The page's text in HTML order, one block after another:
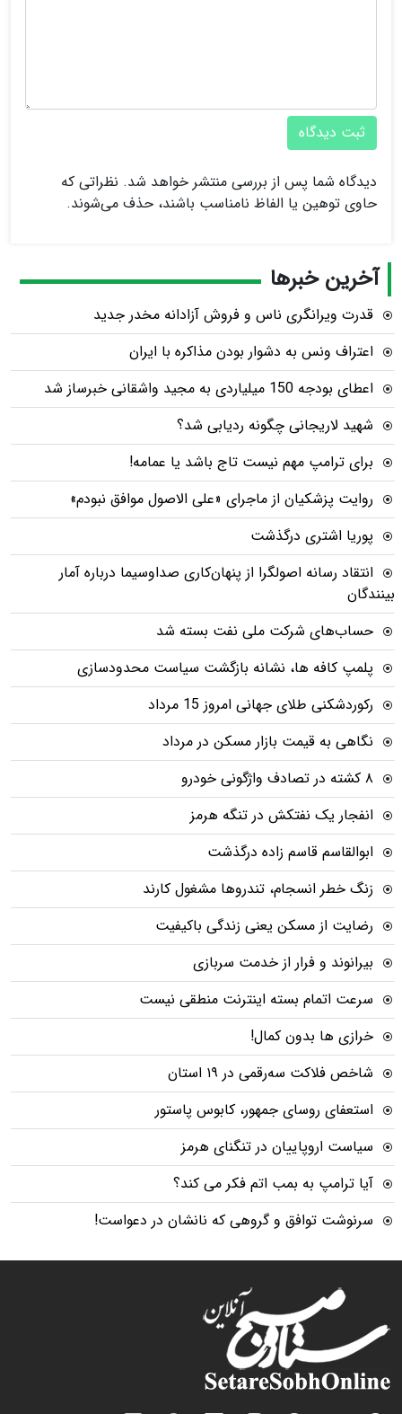
ثبت دیدگاه
دیدگاه شما پس از بررسی منتشر خواهد شد. نظراتی که
حاوی توهین یا الفاظ نامناسب باشند، حذف می‌شوند.
آخرین خبرها
قدرت ویرانگری ناس و فروش آزادانه مخدر جدید
اعتراف ونس به دشوار بودن مذاکره با ایران
اعطای بودجه 150 میلیاردی به مجید واشقانی خبرساز شد
شهید لاریجانی چگونه ردیابی شد؟
برای ترامپ مهم نیست تاج باشد یا عمامه!
روایت پزشکیان از ماجرای «علی الاصول موافق نبودم»
پوریا اشتری درگذشت
انتقاد رسانه اصولگرا از پنهان‌کاری صداوسیما درباره آمار
بینندگان
حساب‌های شرکت ملی نفت بسته شد
پلمپ کافه ها، نشانه بازگشت سیاست محدودسازی
رکوردشکنی طلای جهانی امروز 15 مرداد
نگاهی به قیمت بازار مسکن در مرداد
۸ کشته در تصادف واژگونی خودرو
انفجار یک نفتکش در تنگه هرمز
ابوالقاسم قاسم زاده درگذشت
زنگ خطر انسجام، تندروها مشغول کارند
رضایت از مسکن یعنی زندگی باکیفیت
بیرانوند و فرار از خدمت سربازی
سرعت اتمام بسته‌ اینترنت منطقی نیست
خرازی ها بدون کمال!
شاخص فلاکت سه‌رقمی در ۱۹ استان
استعفای روسای جمهور، کابوس پاستور
سیاست اروپاییان در تنگنای هرمز
آیا ترامپ به بمب اتم فکر می کند؟
سرنوشت توافق و گروهی که نانشان در دعواست!